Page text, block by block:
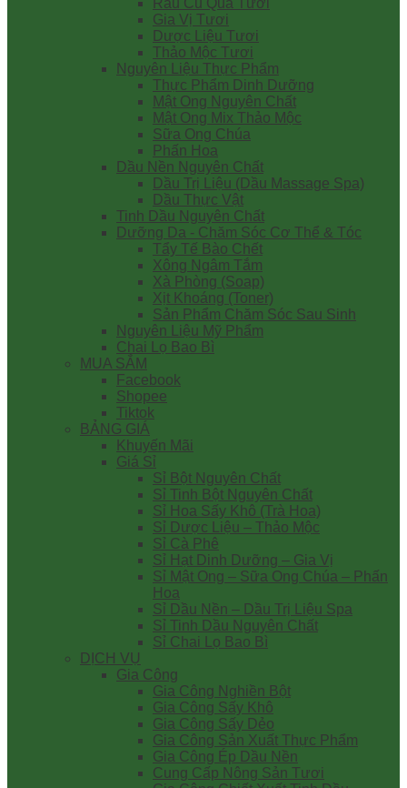
Rau Củ Quả Tươi
Gia Vị Tươi
Dược Liệu Tươi
Thảo Mộc Tươi
Nguyên Liệu Thực Phẩm
Thực Phẩm Dinh Dưỡng
Mật Ong Nguyên Chất
Mật Ong Mix Thảo Mộc
Sữa Ong Chúa
Phấn Hoa
Dầu Nền Nguyên Chất
Dầu Trị Liệu (Dầu Massage Spa)
Dầu Thực Vật
Tinh Dầu Nguyên Chất
Dưỡng Da - Chăm Sóc Cơ Thể & Tóc
Tẩy Tế Bào Chết
Xông Ngâm Tắm
Xà Phòng (Soap)
Xịt Khoáng (Toner)
Sản Phẩm Chăm Sóc Sau Sinh
Nguyên Liệu Mỹ Phẩm
Chai Lọ Bao Bì
MUA SẮM
Facebook
Shopee
Tiktok
BẢNG GIÁ
Khuyến Mãi
Giá Sỉ
Sỉ Bột Nguyên Chất
Sỉ Tinh Bột Nguyên Chất
Sỉ Hoa Sấy Khô (Trà Hoa)
Sỉ Dược Liệu – Thảo Mộc
Sỉ Cà Phê
Sỉ Hạt Dinh Dưỡng – Gia Vị
Sỉ Mật Ong – Sữa Ong Chúa – Phấn
Hoa
Sỉ Dầu Nền – Dầu Trị Liệu Spa
Sỉ Tinh Dầu Nguyên Chất
Sỉ Chai Lọ Bao Bì
DỊCH VỤ
Gia Công
Gia Công Nghiền Bột
Gia Công Sấy Khô
Gia Công Sấy Dẻo
Gia Công Sản Xuất Thực Phẩm
Gia Công Ép Dầu Nền
Cung Cấp Nông Sản Tươi